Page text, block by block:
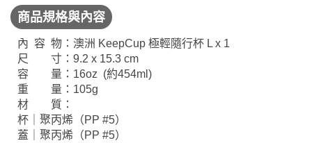
商品規格與內容
內 容 物：澳洲 KeepCup 極輕隨行杯 L x 1
尺 寸：9.2 x 15.3 cm
容 量：16oz (約454ml)
重 量：105g
材 質：
杯｜聚丙烯（PP #5）
蓋｜聚丙烯（PP #5）